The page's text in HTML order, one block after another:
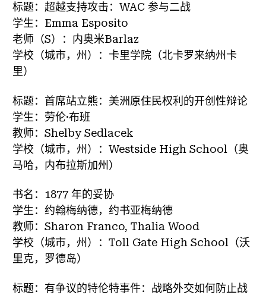
标题：超越支持攻击：WAC 参与二战
学生：Emma Esposito
老师（S）：内奥米Barlaz
学校（城市，州）：卡里学院（北卡罗来纳州卡
里）
标题：首席站立熊：美洲原住民权利的开创性辩论
学生：劳伦·布班
教师：Shelby Sedlacek
学校（城市，州）：Westside High School（奥
马哈，内布拉斯加州）
书名：1877 年的妥协
学生：约翰梅纳德，约书亚梅纳德
教师：Sharon Franco, Thalia Wood
学校（城市，州）：Toll Gate High School（沃
里克，罗德岛）
标题：有争议的特伦特事件：战略外交如何防止战